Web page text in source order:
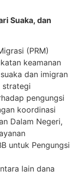
Suaka, dan
(PRM)
keamanan
dan imigran
strategi
pengungsi
koordinasi
Dalam Negeri,
untuk Pengungsi
lain dana